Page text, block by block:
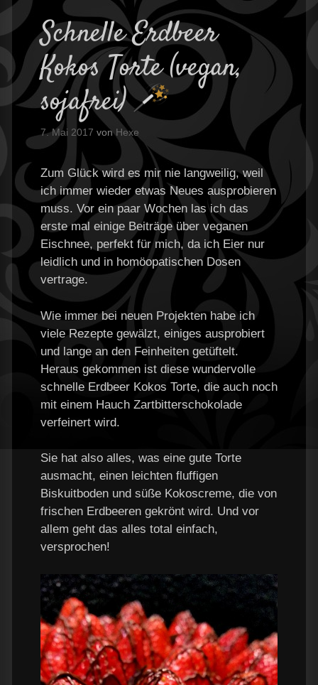
Schnelle Erdbeer
Kokos Torte (vegan,
sojafrei)
7. Mai 2017 vonHexe
Zum Glück wird es mir nie langweilig, weil
ich immer wieder etwas Neues ausprobieren
muss. Vor ein paar Wochen las ich das
erste mal einige Beiträge über veganen
Eischnee, perfekt für mich, da ich Eier nur
leidlich und in homöopatischen Dosen
vertrage.
Wie immer bei neuen Projekten habe ich
viele Rezepte gewälzt, einiges ausprobiert
und lange an den Feinheiten getüftelt.
Heraus gekommen ist diese wundervolle
schnelle Erdbeer Kokos Torte, die auch noch
mit einem Hauch Zartbitterschokolade
verfeinert wird.
Sie hat also alles, was eine gute Torte
ausmacht, einen leichten fluffigen
Biskuitboden und süße Kokoscreme, die von
frischen Erdbeeren gekrönt wird. Und vor
allem geht das alles total einfach,
versprochen!